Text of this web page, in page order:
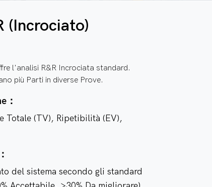
(Incrociato)
l'analisi R&R Incrociata standard.
più Parti in diverse Prove.
：
Totale (TV), Ripetibilità (EV),
del sistema secondo gli standard